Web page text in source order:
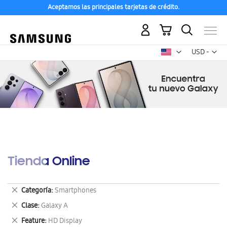
Aceptamos las principales tarjetas de crédito.
USD -
dólar
Mi carrito
Tienda Online
Categoría Smartphones
Eliminar
este
artículo
Clase Galaxy A
Eliminar
este
Feature HD Display
Eliminar